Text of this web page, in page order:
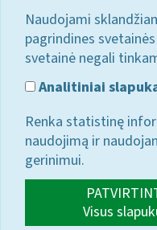
Naudojami
pagrindines
svetainė negali
Analitiniai
Renka statistinę
naudojimą ir
gerinimui.
Visus